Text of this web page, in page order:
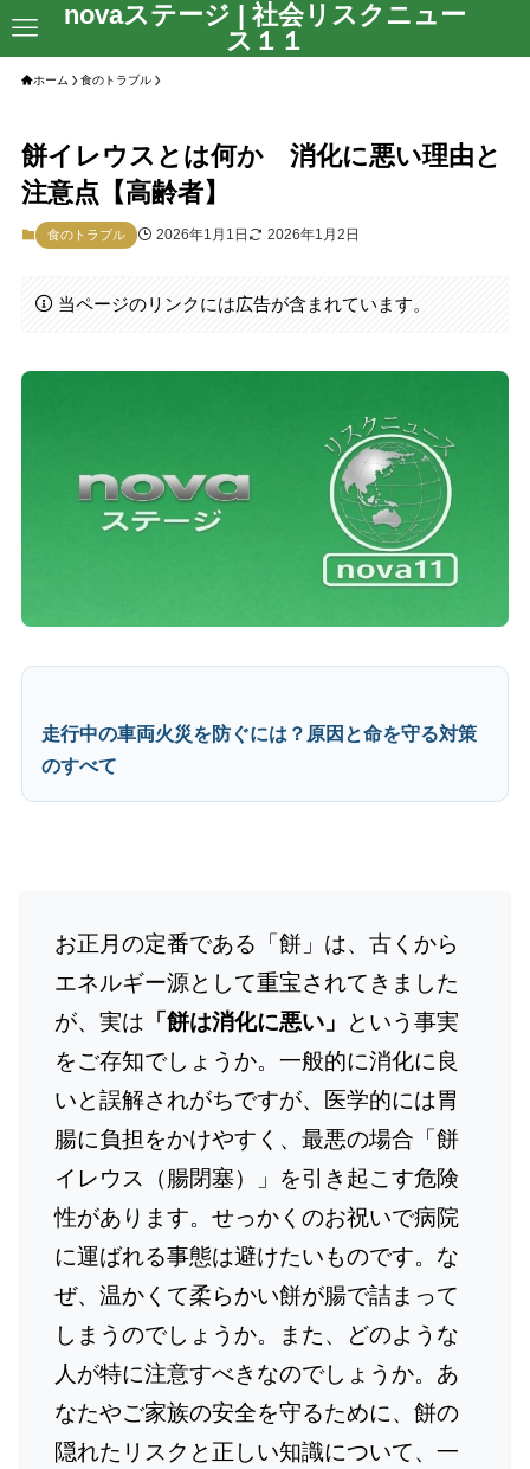
novaステージ | 社会リスクニュー
ス１１
ホーム 食のトラブル
餅イレウスとは何か 消化に悪い理由と
注意点【高齢者】
食のトラブル 2026年1月1日 2026年1月2日
当ページのリンクには広告が含まれています。
走行中の車両火災を防ぐには？原因と命を守る対策
のすべて
お正月の定番である「餅」は、古くから
エネルギー源として重宝されてきました
が、実は 「餅は消化に悪い」
という事実
をご存知でしょうか。一般的に消化に良
いと誤解されがちですが、医学的には胃
腸に負担をかけやすく、最悪の場合「餅
イレウス（腸閉塞）」を引き起こす危険
性があります。せっかくのお祝いで病院
に運ばれる事態は避けたいものです。な
ぜ、温かくて柔らかい餅が腸で詰まって
しまうのでしょうか。また、どのような
人が特に注意すべきなのでしょうか。あ
なたやご家族の安全を守るために、餅の
隠れたリスクと正しい知識について、一